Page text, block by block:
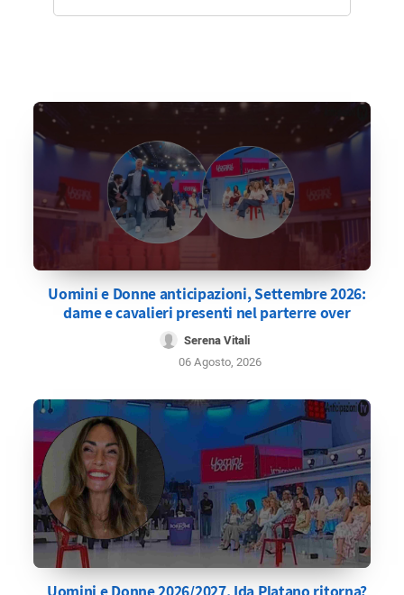
Uomini e Donne anticipazioni, Settembre 2026:
dame e cavalieri presenti nel parterre over
Serena Vitali
06 Agosto, 2026
Uomini e Donne 2026/2027, Ida Platano ritorna?